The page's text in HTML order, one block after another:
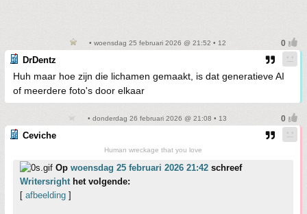
• woensdag 25 februari 2026 @ 21:52 • 12
DrDentz
Huh maar hoe zijn die lichamen gemaakt, is dat generatieve AI
of meerdere foto's door elkaar
• donderdag 26 februari 2026 @ 21:08 • 13
Ceviche
Human wreckage that you love
Op woensdag 25 februari 2026 21:42 schreef
Writersright het volgende:
[ afbeelding ]